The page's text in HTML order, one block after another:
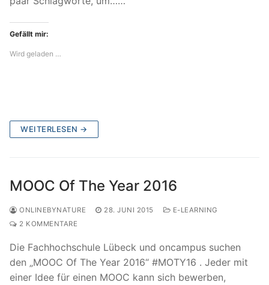
Gefällt mir:
Wird geladen …
WEITERLESEN →
MOOC Of The Year 2016
ONLINEBYNATURE 28. JUNI 2015
E-LEARNING
2 KOMMENTARE
Die Fachhochschule Lübeck und oncampus suchen
den „MOOC Of The Year 2016“ #MOTY16 . Jeder mit
einer Idee für einen MOOC kann sich bewerben,